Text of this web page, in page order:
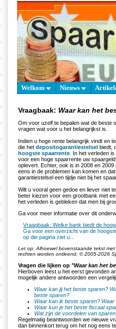
Welkom Nieuws
Vraagbaak: Waar kan het
Om voor uzelf te bepalen wat de beste
vragen wat voor u het belangrijkst is.
Indien u hoge rente belangrijk vindt en
die het depositogarantiestelsel biedt,
hoogste spaarrente . In het verleden
voor een hoge spaarrente uw
oplevert. Echter, ook is in 2008 en
eens in de problemen kan komen en
garantiestelsel een tijdje niet bij het
Wilt u vooral geen gedoe en liever niet
beter kiezen voor een grootbank met
het verleden is gebleken dat men bij
Ga voor meer informatie over dit
Vraagbaak: Welke bank biedt de
Ga voor een overzicht van de
op die pagina ziet u...
Let op: Alhoewel bovenstaande tekst
rechten worden ontleend. © 2005-2026
Vragen die lijken op "Waar kan het
Hierboven leest u het eerst gevonden
mogelijk andere antwoorden een
Waar kan jij het beste sparen?
beste sparen?
Waar kan ik beste sparen?
Waar kun je het beste fiscaal
Wat zijn de voordelen van
Regelmatig beantwoorden we nieuwe
dan binnenkort terug om het nog eens